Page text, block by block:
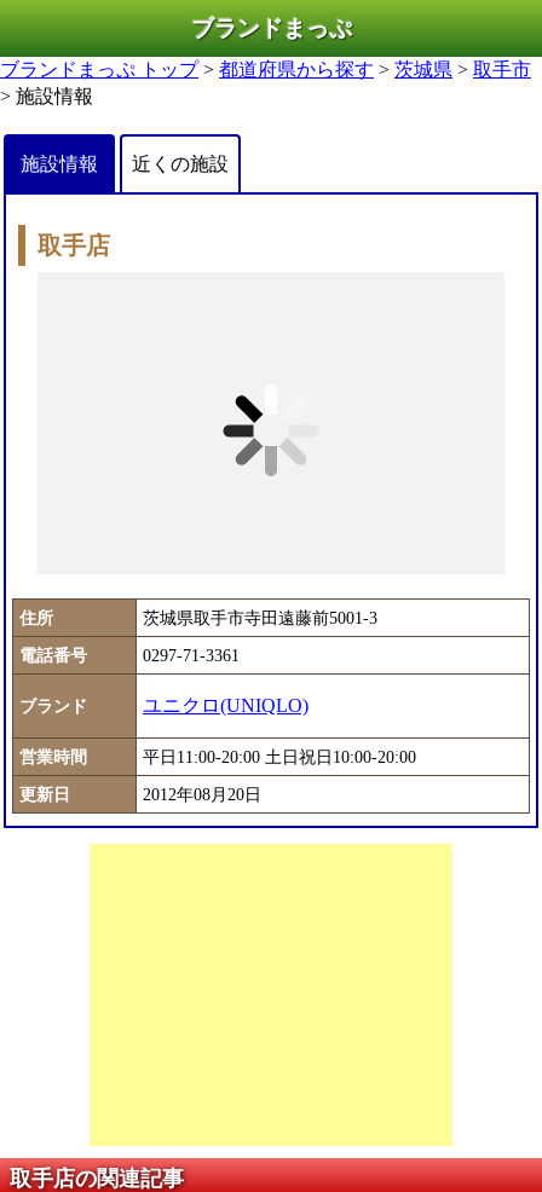
ブランドまっぷ
ブランドまっぷ トップ> 都道府県から探す > 茨城県 > 取手市
> 施設情報
施設情報 近くの施設
取手店
住所
茨城県取手市寺田遠藤前5001-3
電話番号
0297-71-3361
ブランド ユニクロ(UNIQLO)
営業時間
平日11:00-20:00 土日祝日10:00-20:00
更新日
2012年08月20日
取手店の関連記事